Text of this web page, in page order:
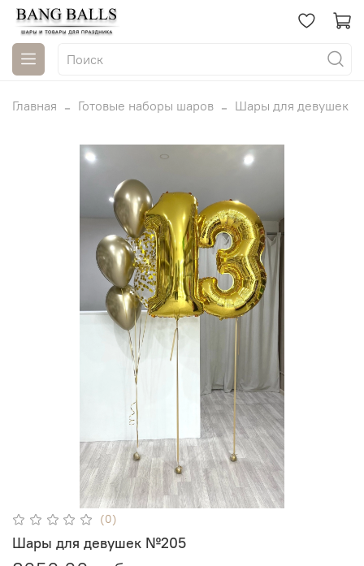
Главная Готовые наборы шаров Шары для девушек
(0)
Шары для девушек №205